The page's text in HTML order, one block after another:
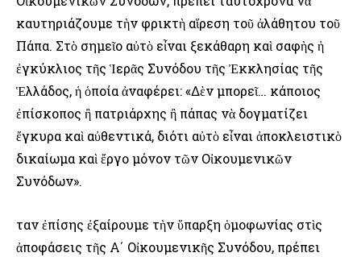
καυτηριάζουμε τὴν φρικτὴ αἵρεση τοῦ ἀλάθητου τοῦ
Πάπα. Στὸ σημεῖο αὐτὸ εἶναι ξεκάθαρη καὶ σαφὴς ἡ
ἐγκύκλιος τῆς Ἱερᾶς Συνόδου τῆς Ἐκκλησίας τῆς
Ἑλλάδος, ἡ ὁποία ἀναφέρει: «Δὲν μπορεῖ… κάποιος
ἐπίσκοπος ἢ πατριάρχης ἢ πάπας νὰ δογματίζει
ἔγκυρα καὶ αὐθεντικά, διότι αὐτὸ εἶναι ἀποκλειστικὸ
δικαίωμα καὶ ἔργο μόνον τῶν Οἰκουμενικῶν
Συνόδων».
Ὅταν ἐπίσης ἐξαίρουμε τὴν ὕπαρξη ὁμοφωνίας στὶς
ἀποφάσεις τῆς Α΄ Οἰκουμενικῆς Συν­όδου, πρέπει